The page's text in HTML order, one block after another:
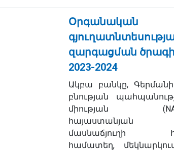
Օրգանական
զարգացման
2023-2024
Ակբա բանկը,
բնության
միության
հայաստանյան
մասնաճյուղի
համատեղ,